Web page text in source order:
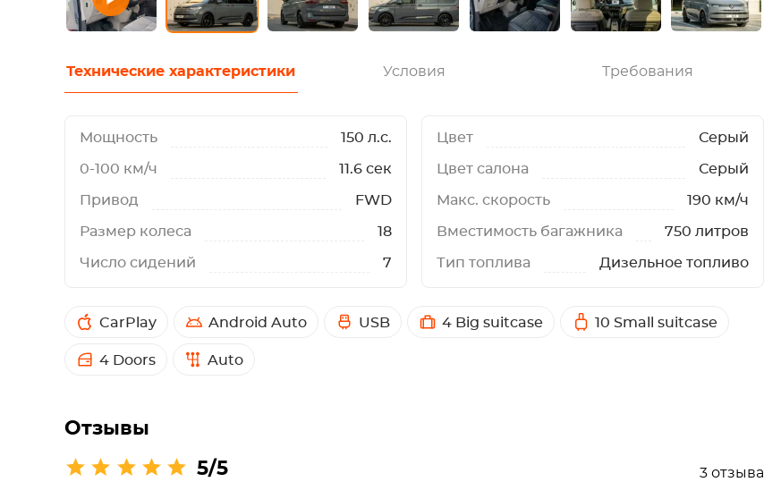
Технические характеристики Условия Требования
Мощность 150 л.с.
0-100 км/ч 11.6 сек
Привод FWD
Размер колеса 18
Число сидений 7
Цвет Серый
Цвет салона Серый
Макс. скорость 190 км/ч
Вместимость багажника 750 литров
Тип топлива Дизельное топливо
CarPlay Android Auto USB 4 Big suitcase 10 Small suitcase
4 Doors Auto
Отзывы
5/5 3 отзыва